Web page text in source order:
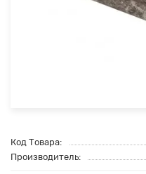
Код Товара:
Производитель: